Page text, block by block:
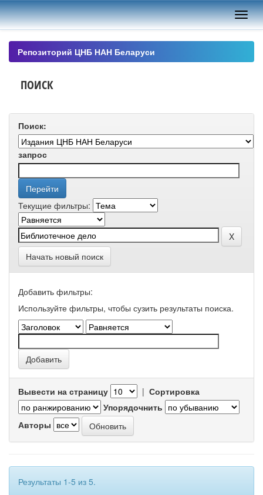
Skip
navigation
Репозиторий ЦНБ НАН Беларуси
ПОИСК
Поиск:
запрос
Текущие фильтры:
Начать новый поиск
Добавить фильтры:
Используйте фильтры, чтобы сузить результаты поиска.
Вывести на страницу | Сортировка
Упорядочнить
Авторы
Результаты 1-5 из 5.